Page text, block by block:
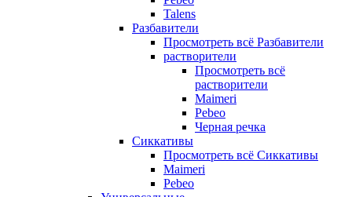
Talens
Разбавители
Просмотреть всё Разбавители
растворители
Просмотреть всё
растворители
Maimeri
Pebeo
Черная речка
Сиккативы
Просмотреть всё Сиккативы
Maimeri
Pebeo